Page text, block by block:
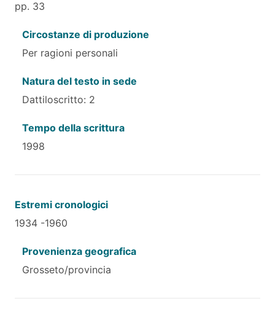
pp. 33
Circostanze di produzione
Per ragioni personali
Natura del testo in sede
Dattiloscritto: 2
Tempo della scrittura
1998
Estremi cronologici
1934 -1960
Provenienza geografica
Grosseto/provincia